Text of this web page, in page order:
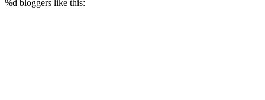
%d bloggers like this: